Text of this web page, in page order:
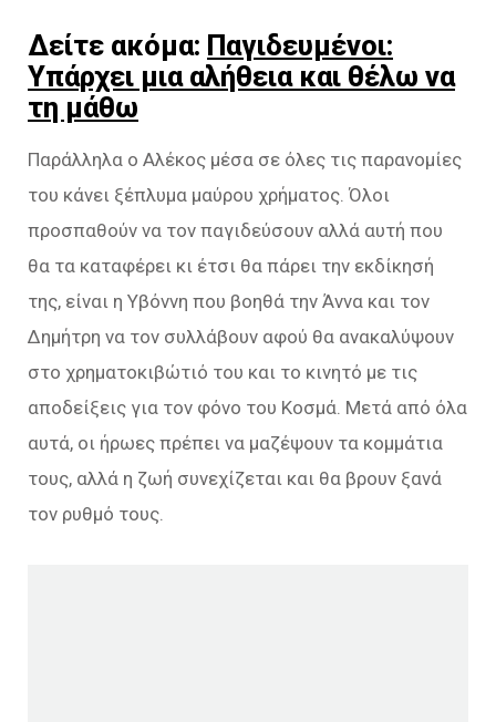
Δείτε ακόμα: Παγιδευμένοι:
Υπάρχει μια αλήθεια και θέλω να
τη μάθω
Παράλληλα ο Αλέκος μέσα σε όλες τις παρανομίες
του κάνει ξέπλυμα μαύρου χρήματος. Όλοι
προσπαθούν να τον παγιδεύσουν αλλά αυτή που
θα τα καταφέρει κι έτσι θα πάρει την εκδίκησή
της, είναι η Υβόννη που βοηθά την Άννα και τον
Δημήτρη να τον συλλάβουν αφού θα ανακαλύψουν
στο χρηματοκιβώτιό του και το κινητό με τις
αποδείξεις για τον φόνο του Κοσμά. Μετά από όλα
αυτά, οι ήρωες πρέπει να μαζέψουν τα κομμάτια
τους, αλλά η ζωή συνεχίζεται και θα βρουν ξανά
τον ρυθμό τους.